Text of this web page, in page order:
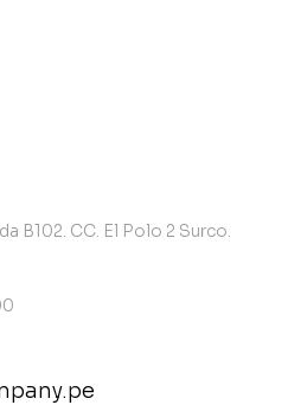
B102. CC. El Polo 2 Surco.